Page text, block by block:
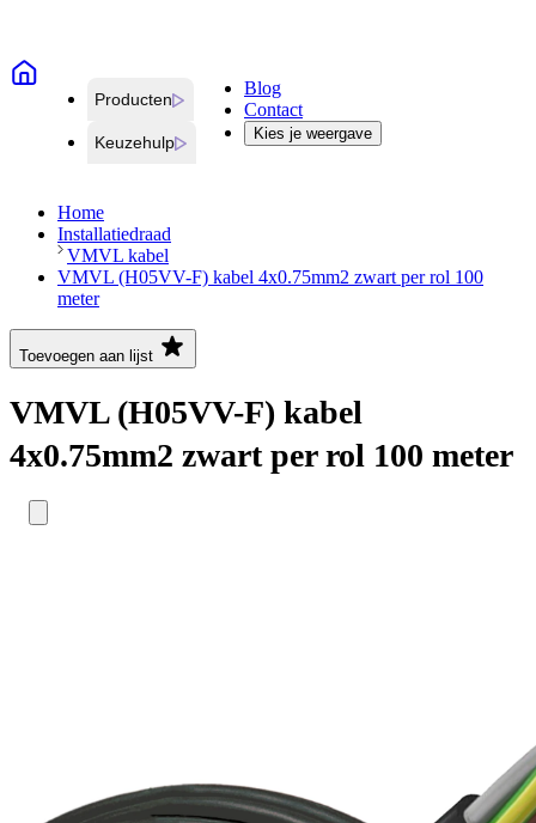
Producten
Keuzehulp
Blog
Contact
Kies je weergave
Home
Installatiedraad
VMVL kabel
VMVL (H05VV-F) kabel 4x0.75mm2 zwart per rol 100
meter
Toevoegen aan lijst
VMVL (H05VV-F) kabel
4x0.75mm2 zwart per rol 100 meter